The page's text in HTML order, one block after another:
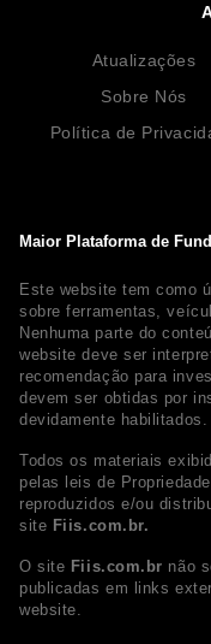
Maior Plataforma de
Este website tem como
sobre ferramentas,
Nenhuma parte do
website deve ser
recomendação para
devem ser obtidas por
devidamente habilitados.
Todos os materiais
pelas leis de
reproduzidos e/ou
site Fiis.com.br.
O site Fiis.com.br não
publicadas em links
website.
Atualizações
Sobre Nós
Política de